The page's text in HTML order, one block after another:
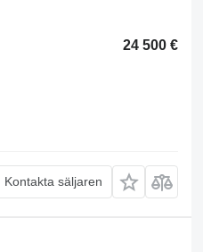
24 500 €
Kontakta säljaren